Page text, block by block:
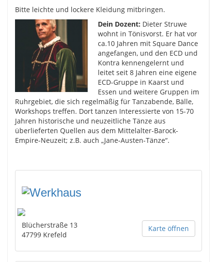
Bitte leichte und lockere Kleidung mitbringen.
Dein Dozent: Dieter Struwe
wohnt in Tönisvorst. Er hat vor
ca.10 Jahren mit Square Dance
angefangen, und den ECD und
Kontra kennengelernt und
leitet seit 8 Jahren eine eigene
ECD-Gruppe in Kaarst und
Essen und weitere Gruppen im
Ruhrgebiet, die sich regelmäßig für Tanzabende, Bälle,
Workshops treffen. Dort tanzen Interessierte von 15-70
Jahren historische und neuzeitliche Tänze aus
überlieferten Quellen aus dem Mittelalter-Barock-
Empire-Neuzeit; z.B. auch „Jane-Austen-Tänze“.
Karte öffnen
Blücherstraße 13
47799 Krefeld